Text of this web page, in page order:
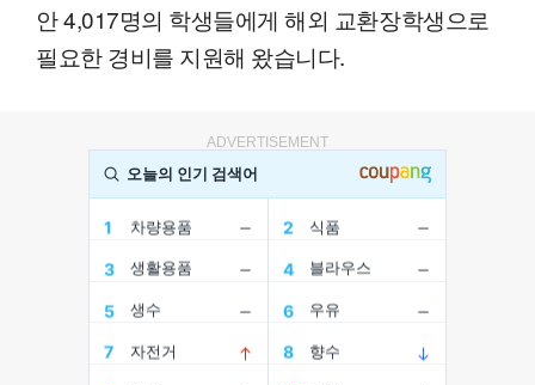
안 4,017명의 학생들에게 해외 교환장학생으로
필요한 경비를 지원해 왔습니다.
ADVERTISEMENT